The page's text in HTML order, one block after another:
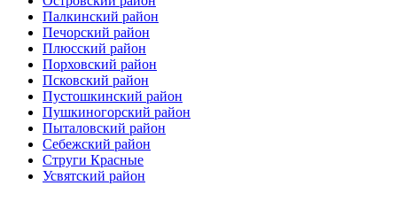
Палкинский район
Печорский район
Плюсский район
Порховский район
Псковский район
Пустошкинский район
Пушкиногорский район
Пыталовский район
Себежский район
Струги Красные
Усвятский район